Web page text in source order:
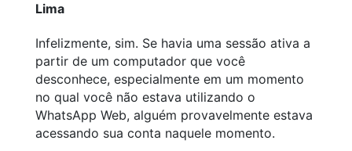
Lima
Infelizmente, sim. Se havia uma sessão ativa a
partir de um computador que você
desconhece, especialmente em um momento
no qual você não estava utilizando o
WhatsApp Web, alguém provavelmente estava
acessando sua conta naquele momento.